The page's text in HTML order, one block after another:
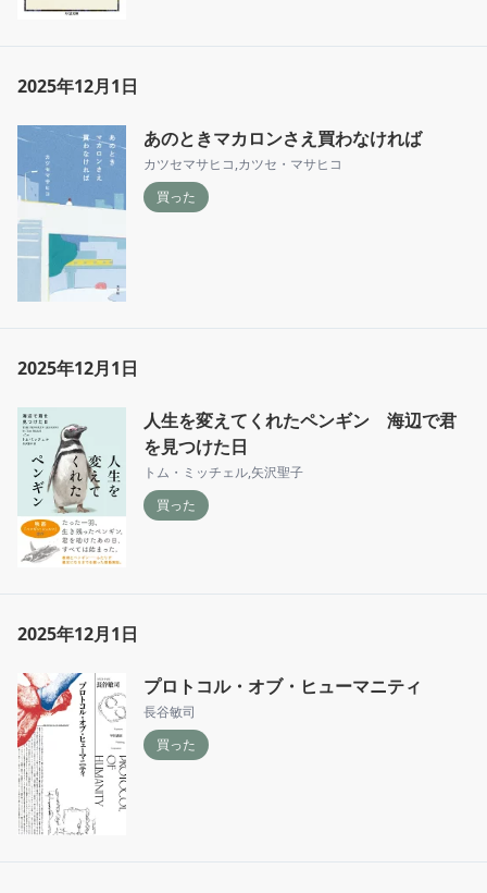
2025年12月1日
あのときマカロンさえ買わなければ
カツセマサヒコ,カツセ・マサヒコ
買った
2025年12月1日
人生を変えてくれたペンギン 海辺で君
を見つけた日
トム・ミッチェル,矢沢聖子
買った
2025年12月1日
プロトコル・オブ・ヒューマニティ
長谷敏司
買った